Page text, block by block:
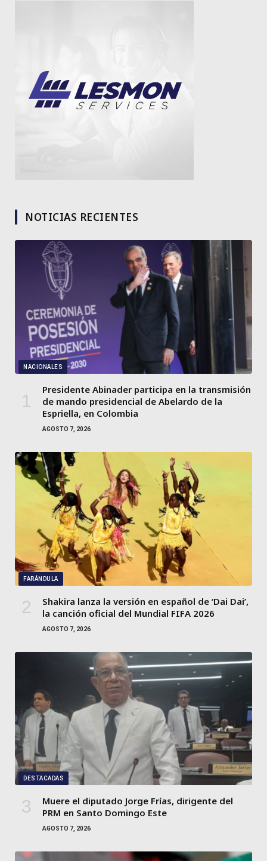
NOTICIAS RECIENTES
NACIONALES
Presidente Abinader participa en la transmisión
de mando presidencial de Abelardo de la
Espriella, en Colombia
AGOSTO 7, 2026
FARÁNDULA
Shakira lanza la versión en español de ‘Dai Dai’,
la canción oficial del Mundial FIFA 2026
AGOSTO 7, 2026
DESTACADAS
Muere el diputado Jorge Frías, dirigente del
PRM en Santo Domingo Este
AGOSTO 7, 2026